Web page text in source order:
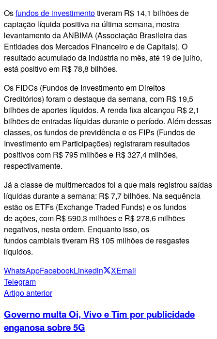
Osfundos de investimentotiveram R$ 14,1 bilhões de
captação líquida positiva na última semana, mostra
levantamento da ANBIMA (Associação Brasileira das
Entidades dos Mercados Financeiro e de Capitais). O
resultado acumulado da indústria no mês, até 19 de julho,
está positivo em R$ 78,8 bilhões.
Os FIDCs (Fundos de Investimento em Direitos
Creditórios) foram o destaque da semana, com R$ 19,5
bilhões de aportes líquidos. A renda fixa alcançou R$ 2,1
bilhões de entradas líquidas durante o período. Além dessas
classes, os fundos de previdência e os FIPs (Fundos de
Investimento em Participações) registraram resultados
positivos com R$ 795 milhões e R$ 327,4 milhões,
respectivamente.
Já a classe de multimercados foi a que mais registrou saídas
líquidas durante a semana: R$ 7,7 bilhões. Na sequência
estão os ETFs (Exchange Traded Funds) e os fundos
de ações, com R$ 590,3 milhões e R$ 278,6 milhões
negativos, nesta ordem. Enquanto isso, os
fundos cambiais tiveram R$ 105 milhões de resgastes
líquidos.
WhatsAppFacebookLinkedin XEmail
Telegram
Artigo anterior
Governo multa Oi, Vivo e Tim por publicidade
enganosa sobre 5G